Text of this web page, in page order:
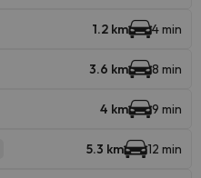
1.2 km 4 min
3.6 km 8 min
4 km 9 min
5.3 km 12 min